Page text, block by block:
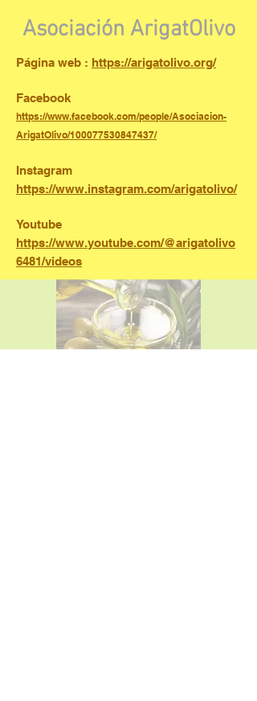
Asociación ArigatOlivo
Página web : https://arigatolivo.org/
Facebook
https://www.facebook.com/people/Asociacion-
ArigatOlivo/100077530847437/
Instagram
https://www.instagram.com/arigatolivo/
Youtube
https://www.youtube.com/@arigatolivo
6481/videos